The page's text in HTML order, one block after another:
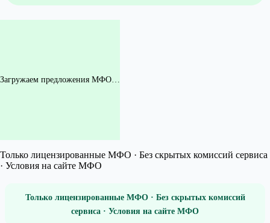
Загружаем предложения МФО…
Только лицензированные МФО · Без скрытых комиссий сервиса
· Условия на сайте МФО
Только лицензированные МФО · Без скрытых комиссий
сервиса · Условия на сайте МФО